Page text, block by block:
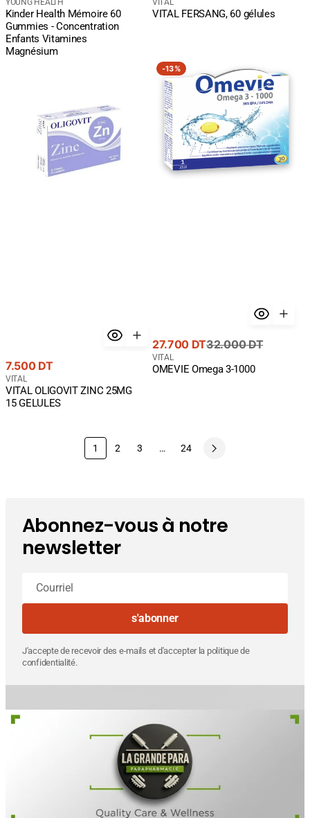
courant
:
YOUNG HEALTH
Kinder Health Mémoire 60
Gummies - Concentration
Enfants Vitamines
Magnésium
courant
:
VITAL
VITAL FERSANG, 60 gélules
GELULES
Prix
courant
7.500 DT
Fournisseur
:
VITAL
VITAL OLIGOVIT ZINC 25MG
15 GELULES
OMEVIE
Omega
1000
-13%
Prix
de
vente
27.700 DT
Prix
courant
32.000 DT
Fournisseur
:
VITAL
OMEVIE Omega 3-1000
1 2 3 … 24
Abonnez-vous à notre
newsletter
s'abonner
J'accepte de recevoir des e-mails et d'accepter la politique de
confidentialité.